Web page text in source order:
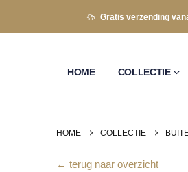
Gratis verzending
HOME COLLECTIE
HOME COLLECTIE
← terug naar overzicht